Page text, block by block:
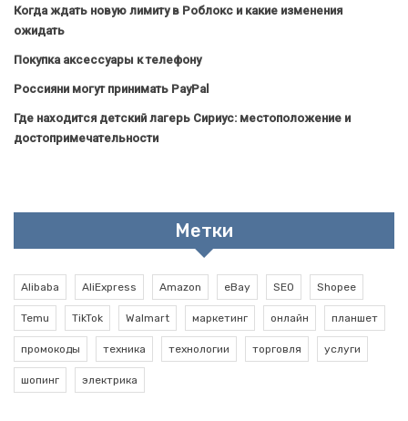
Когда ждать новую лимиту в Роблокс и какие изменения
ожидать
Покупка аксессуары к телефону
Россияни могут принимать PayPal
Где находится детский лагерь Сириус: местоположение и
достопримечательности
Метки
Alibaba AliExpress Amazon eBay SEO Shopee
Temu TikTok Walmart маркетинг онлайн планшет
промокоды техника технологии торговля услуги
шопинг электрика